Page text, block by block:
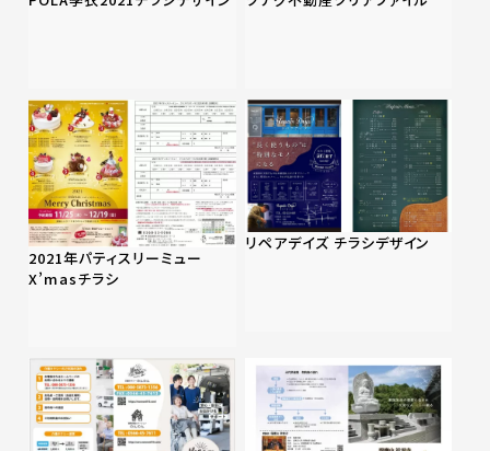
2021年パティスリーミュー
X’masチラシ
リペアデイズ チラシデザイン